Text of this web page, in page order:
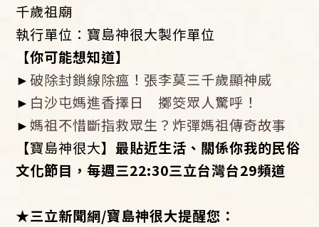
千歲祖廟
執行單位：寶島神很大製作單位
【你可能想知道】
►破除封鎖線除瘟！張李莫三千歲顯神威
► 白沙屯媽進香擇日 擲筊眾人驚呼！
►媽祖不惜斷指救眾生？炸彈媽祖傳奇故事
【寶島神很大】最貼近生活、關係你我的民俗
文化節目，每週三22:30三立台灣台29頻道
★三立新聞網/寶島神很大提醒您：